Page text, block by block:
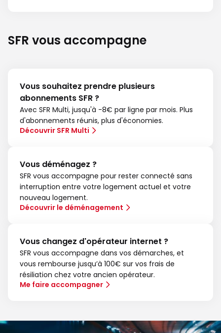
SFR vous accompagne
Vous souhaitez prendre plusieurs
abonnements SFR ?
Avec SFR Multi, jusqu'à -8€ par ligne par mois. Plus
d'abonnements réunis, plus d'économies.
Découvrir SFR Multi
Vous déménagez ?
SFR vous accompagne pour rester connecté sans
interruption entre votre logement actuel et votre
nouveau logement.
Découvrir le déménagement
Vous changez d'opérateur internet ?
SFR vous accompagne dans vos démarches, et
vous rembourse jusqu’à 100€ sur vos frais de
résiliation chez votre ancien opérateur.
Me faire accompagner